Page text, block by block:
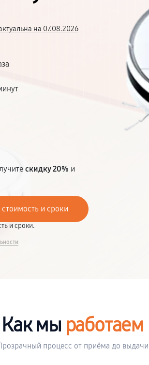
на 07.08.2026
скидку 20% и
и сроки.
Как мы работаем
процесс от приёма до выдачи